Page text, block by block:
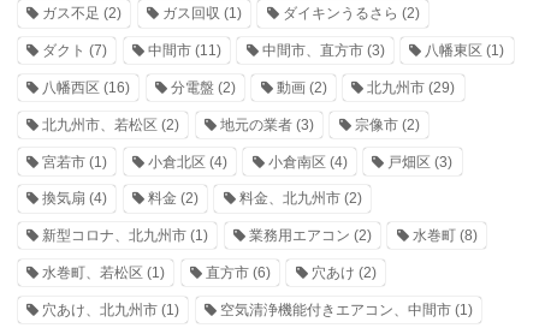
ガス不足 (2) ガス回収 (1) ダイキンうるさら (2)
ダクト (7) 中間市(11) 中間市、直方市(3) 八幡東区 (1)
八幡西区 (16) 分電盤 (2) 動画(2) 北九州市 (29)
北九州市、若松区 (2) 地元の業者(3) 宗像市(2)
宮若市 (1) 小倉北区 (4) 小倉南区 (4) 戸畑区 (3)
換気扇 (4) 料金 (2) 料金、北九州市(2)
新型コロナ、北九州市 (1) 業務用エアコン (2) 水巻町(8)
水巻町、若松区 (1) 直方市(6) 穴あけ (2)
穴あけ、北九州市 (1) 空気清浄機能付きエアコン、中間市(1)